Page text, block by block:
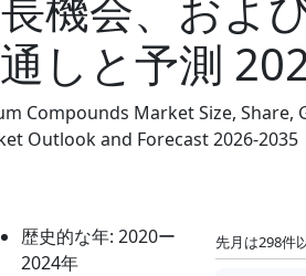
しと予測
Compounds Market Size,
Outlook and Forecast 2026-2035
歴史的な年: 2020ー
2024年
先月は298件